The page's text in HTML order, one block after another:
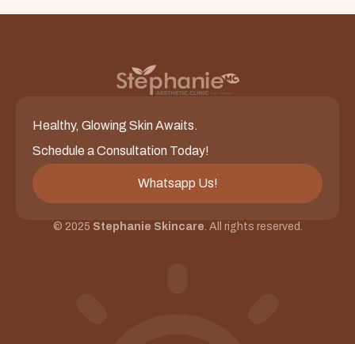
Healthy, Glowing Skin Awaits.
Schedule a Consultation Today!
Whatsapp Us!
© 2025 Stephanie Skincare . All rights reserved.